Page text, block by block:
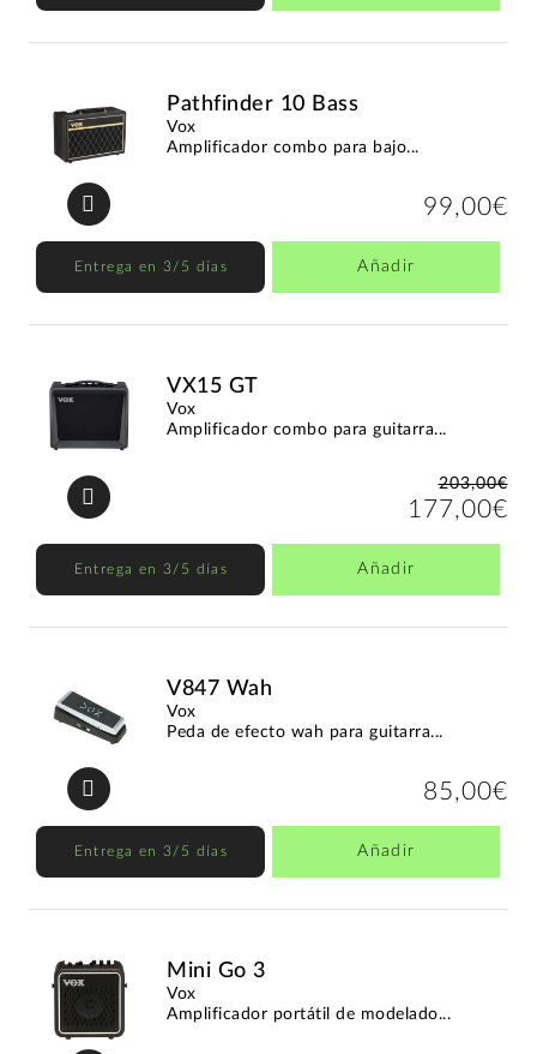
Pathfinder 10 Bass
Vox
Amplificador combo para bajo...
99,00€
Entrega en 3/5 días Añadir
VX15 GT
Vox
Amplificador combo para guitarra...
203,00€
177,00€
Entrega en 3/5 días Añadir
V847 Wah
Vox
Peda de efecto wah para guitarra...
85,00€
Entrega en 3/5 días Añadir
Mini Go 3
Vox
Amplificador portátil de modelado...